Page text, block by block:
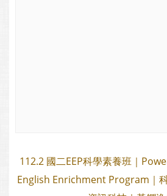
112.2 國二EEP科學素養班｜
English Enrichment Program｜